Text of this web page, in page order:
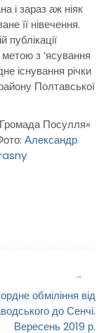
і зараз аж ніяк
її нівечення.
з ’ясування
існування річки
Полтавської
Посулля»
Александр
обміління від
до Сенчі.
Вересень 2019 р.